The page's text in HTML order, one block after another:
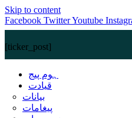
Skip to content
Facebook TwitterYoutube
[ticker_post]
ہوم پیج
قیادت
بیانات
پیغامات